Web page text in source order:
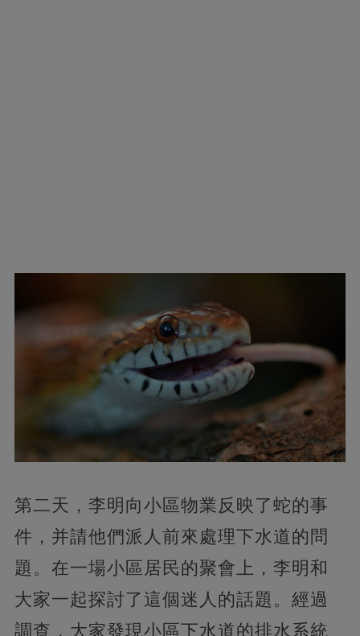
第二天，李明向小區物業反映了蛇的事
件，并請他們派人前來處理下水道的問
題。在一場小區居民的聚會上，李明和
大家一起探討了這個迷人的話題。經過
調查，大家發現小區下水道的排水系統